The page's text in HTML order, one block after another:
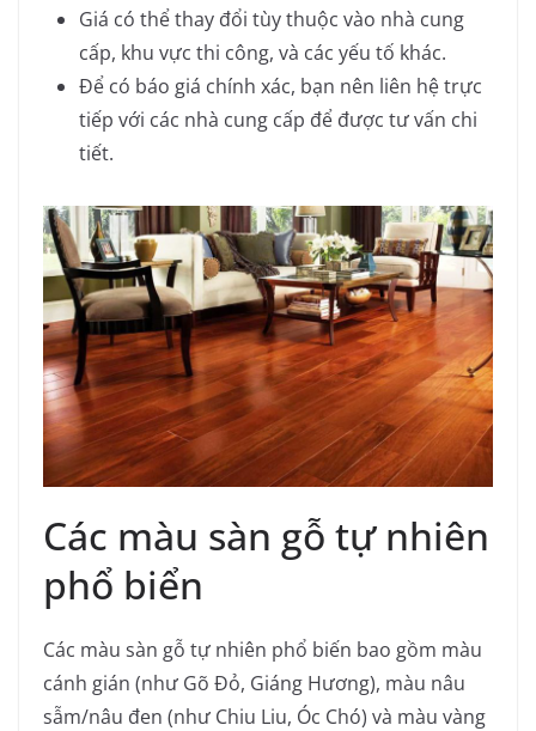
Giá có thể thay đổi tùy thuộc vào nhà cung
cấp, khu vực thi công, và các yếu tố khác.
Để có báo giá chính xác, bạn nên liên hệ trực
tiếp với các nhà cung cấp để được tư vấn chi
tiết.
Các màu sàn gỗ tự nhiên
phổ biển
Các màu sàn gỗ tự nhiên phổ biến bao gồm màu
cánh gián (như Gõ Đỏ, Giáng Hương), màu nâu
sẫm/nâu đen (như Chiu Liu, Óc Chó) và màu vàng